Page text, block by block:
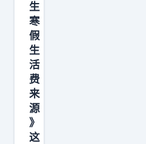
生
寒
假
生
活
费
来
源
》
这